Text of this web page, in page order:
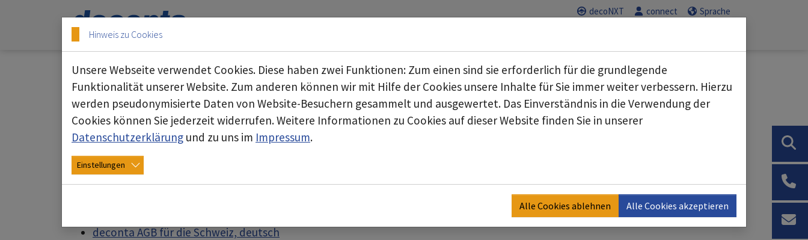
Skip to main content
Skip to page footer decoNXT connect Sprache
AGB
Die deconta ist in vielen Ländern der Erde vertreten. Insbesondere hinsichtlich der lokalen Gegebenheiten haben wir für einige
Länder unterschiedlich angepasste AGB.
Diese haben wir hier für Sie aufgelistet:
deconta AGB für die Schweiz, deutsch
Hinweis zu Cookies
Unsere Webseite verwendet Cookies. Diese haben zwei Funktionen: Zum einen sind sie erforderlich für die grundlegende
Funktionalität unserer Website. Zum anderen können wir mit Hilfe der Cookies unsere Inhalte für Sie immer weiter verbessern. Hierzu
werden pseudonymisierte Daten von Website-Besuchern gesammelt und ausgewertet. Das Einverständnis in die Verwendung der
Cookies können Sie jederzeit widerrufen. Weitere Informationen zu Cookies auf dieser Website finden Sie in unserer
Datenschutzerklärung und zu uns im Impressum.
Einstellungen
Alle Cookies ablehnen Alle Cookies akzeptieren